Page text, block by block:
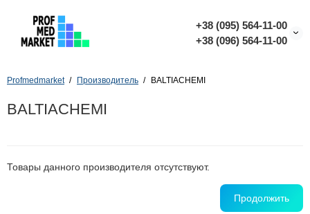
+38 (095) 564-11-00
+38 (096) 564-11-00
Profmedmarket Производитель BALTIACHEMI
BALTIACHEMI
Товары данного производителя отсутствуют.
Продолжить